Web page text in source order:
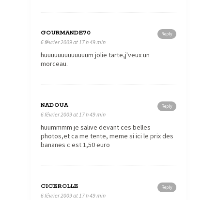
Reply
GOURMANDE70
6 février 2009 at 17 h 49 min
huuuuuuuuuuuuum jolie tarte,j'veux un
morceau.
Reply
NADOUA
6 février 2009 at 17 h 49 min
huummmm je salive devant ces belles
photos,et ca me tente, meme si ici le prix des
bananes c est 1,50 euro
Reply
CICEROLLE
6 février 2009 at 17 h 49 min